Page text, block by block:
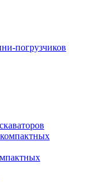
погрузчиков